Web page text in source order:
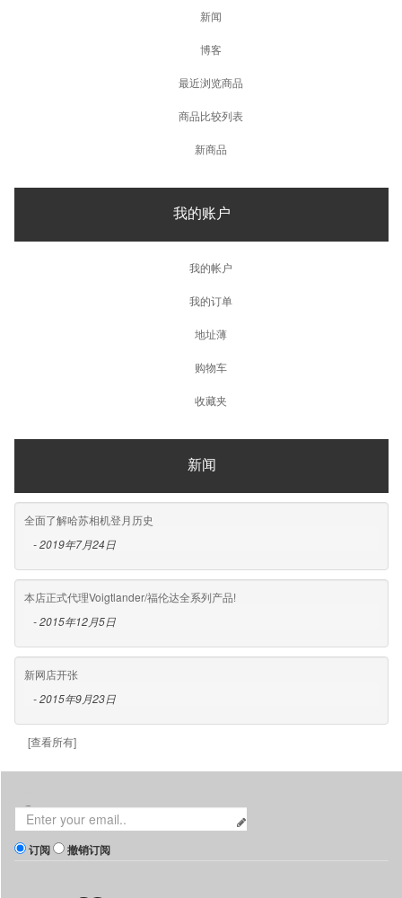
新闻
博客
最近浏览商品
商品比较列表
新商品
我的账户
我的帐户
我的订单
地址薄
购物车
收藏夹
新闻
全面了解哈苏相机登月历史
- 2019年7月24日
本店正式代理Voigtlander/福伦达全系列产品!
- 2015年12月5日
新网店开张
- 2015年9月23日
[查看所有]
订阅 撤销订阅